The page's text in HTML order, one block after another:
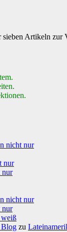
sieben Artikeln
nicht nur
nur
nur
nicht nur
nur
Blog zu